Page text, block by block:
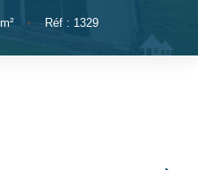
m² • Réf : 1329